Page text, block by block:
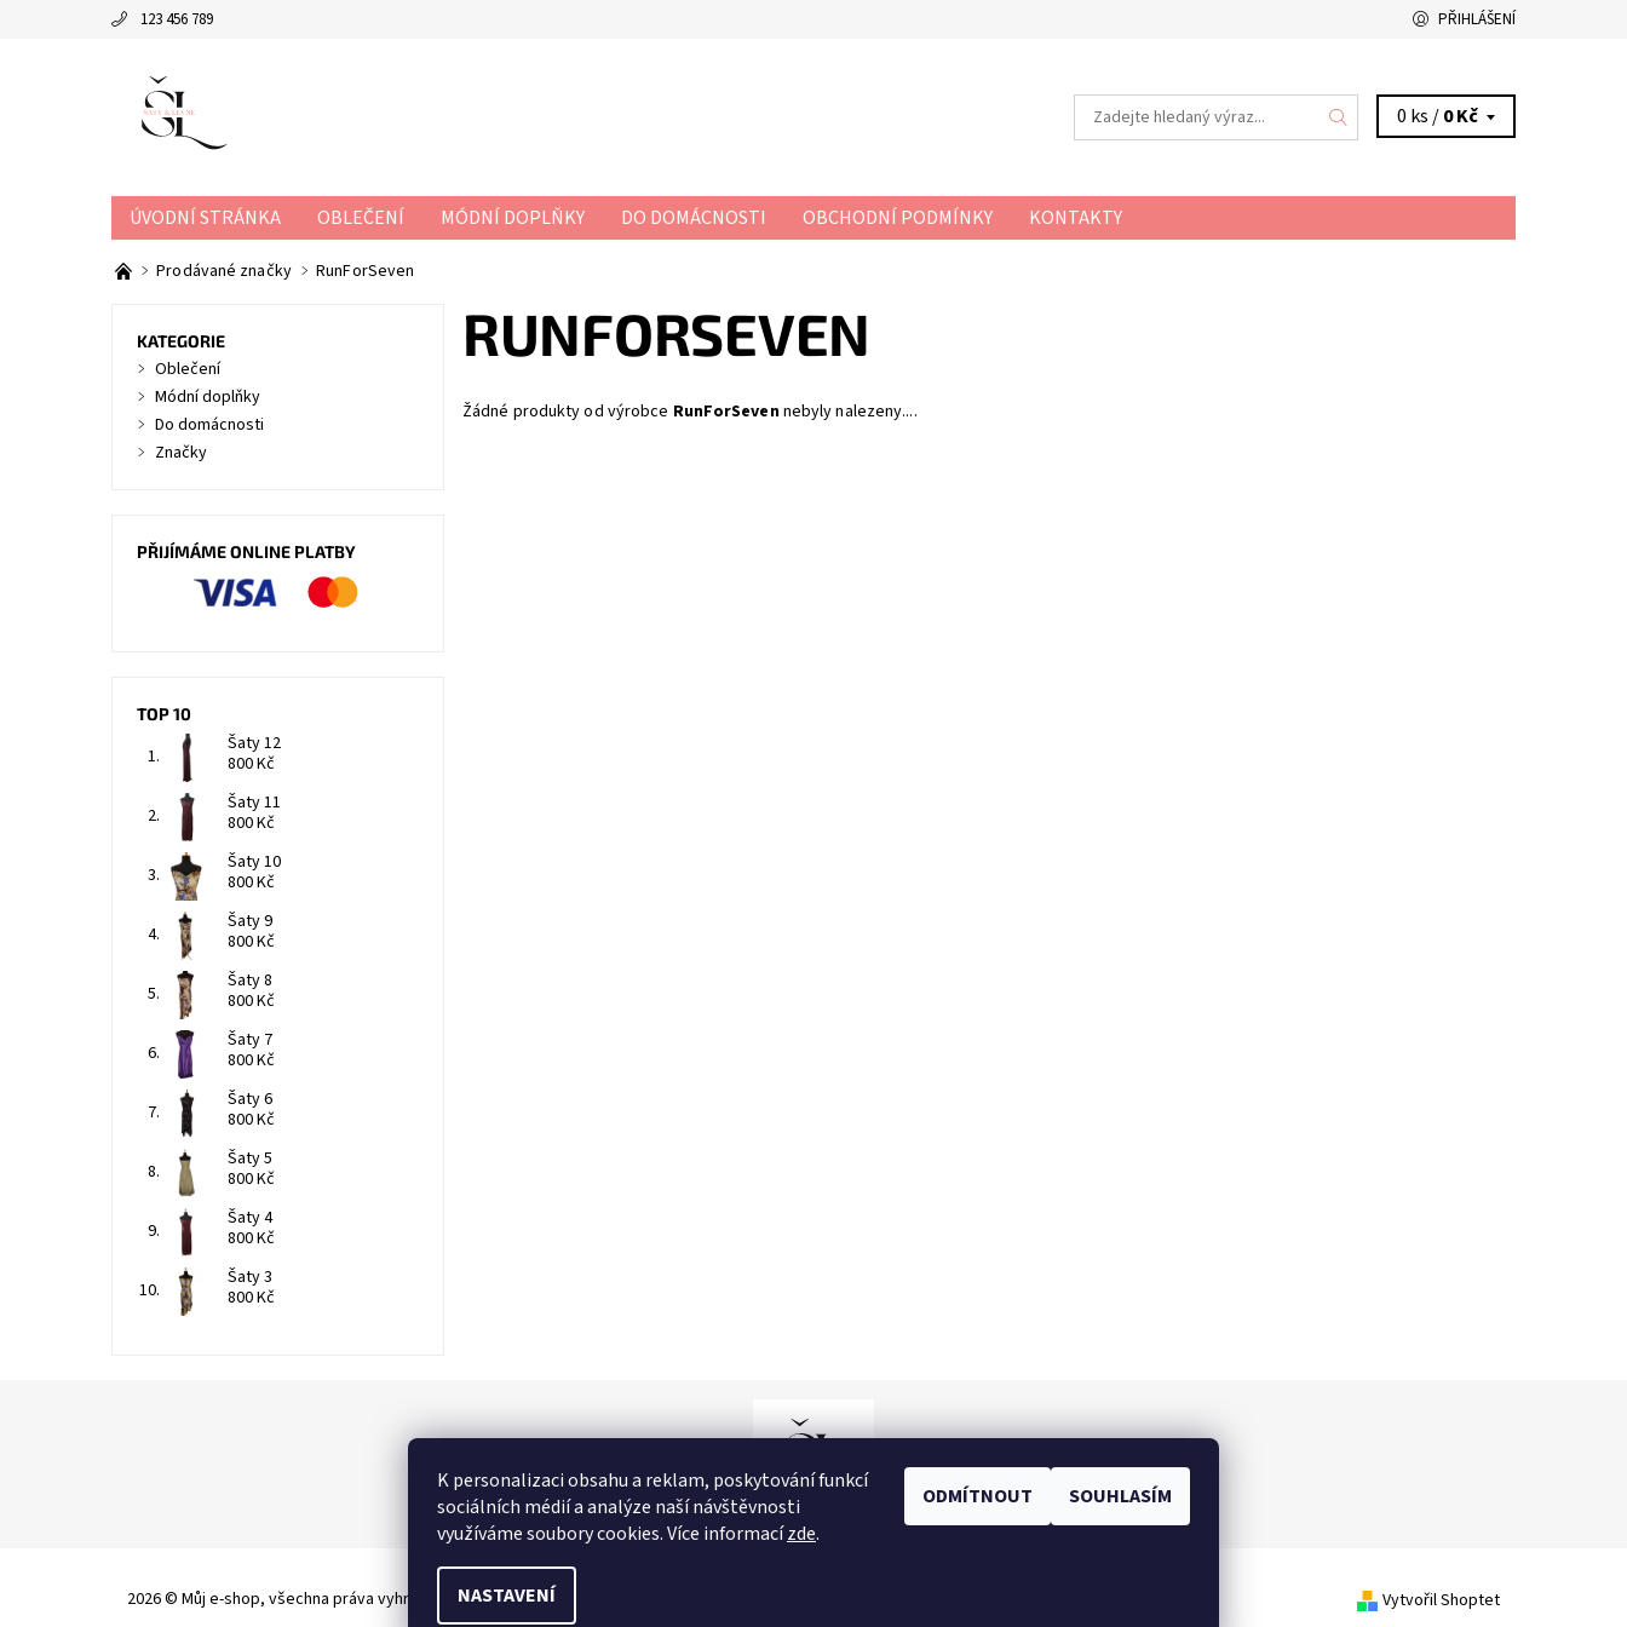
123 456 789 PŘIHLÁŠENÍ
0 ks /0 Kč
ÚVODNÍ STRÁNKA OBLEČENÍ MÓDNÍ DOPLŇKY DO DOMÁCNOSTI OBCHODNÍ PODMÍNKY KONTAKTY
Prodávané značky RunForSeven
RUNFORSEVEN
Žádné produkty od výrobce RunForSevennebyly nalezeny....
KATEGORIE
Oblečení
Módní doplňky
Do domácnosti
Značky
PŘIJÍMÁME ONLINE PLATBY
TOP 10
Šaty 12
800 Kč
Šaty 11
800 Kč
Šaty 10
800 Kč
Šaty 9
800 Kč
Šaty 8
800 Kč
Šaty 7
800 Kč
Šaty 6
800 Kč
Šaty 5
800 Kč
Šaty 4
800 Kč
Šaty 3
800 Kč
2026 © Můj e-shop, všechna práva vyhrazena Upravit nastavení cookies Vytvořil Shoptet
K personalizaci obsahu a reklam, poskytování funkcí
sociálních médií a analýze naší návštěvnosti
využíváme soubory cookies. Více informacízde.
NASTAVENÍ
ODMÍTNOUT SOUHLASÍM